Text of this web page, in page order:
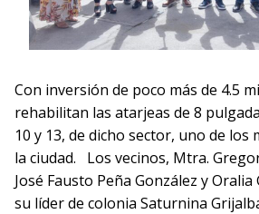
Con inversión de poco más de 4.5
rehabilitan las atarjeas de 8
10 y 13, de dicho sector, uno de los
la ciudad. Los vecinos, Mtra.
José Fausto Peña González y
su líder de colonia Saturnina